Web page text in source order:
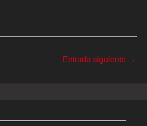
Entrada siguiente →